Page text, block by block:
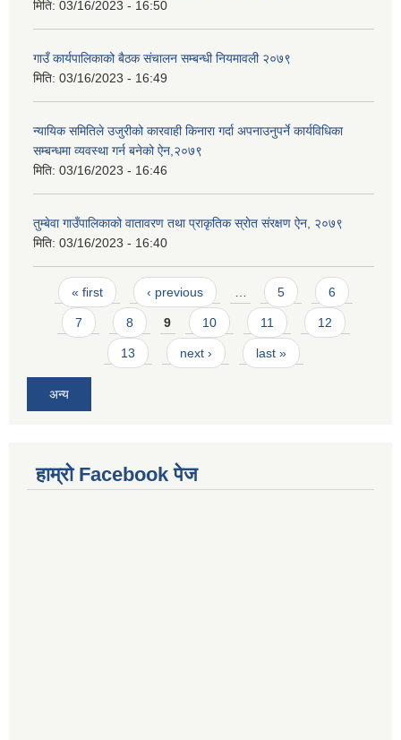
मिति: 03/16/2023 - 16:50
गाउँ कार्यपालिकाको बैठक संचालन सम्बन्धी नियमावली २०७९
मिति: 03/16/2023 - 16:49
न्यायिक समितिले उजुरीको कारवाही किनारा गर्दा अपनाउनुपर्ने कार्यविधिका
सम्बन्धमा व्यवस्था गर्न बनेको ऐन,२०७९
मिति: 03/16/2023 - 16:46
तुम्बेवा गाउँपालिकाको वातावरण तथा प्राकृतिक स्राेत संरक्षण ऐन, २०७९
मिति: 03/16/2023 - 16:40
Pages
« first ‹ previous 5 6
7 8 9 10 11 12
13 next › last »
अन्य
हाम्राे Facebook पेज